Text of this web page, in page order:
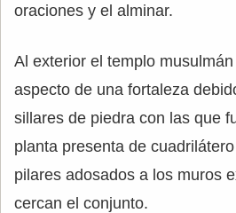
oraciones y el alminar.
Al exterior el templo
aspecto de una fortaleza
sillares de piedra con las que
planta presenta de
pilares adosados a los muros
cercan el conjunto.